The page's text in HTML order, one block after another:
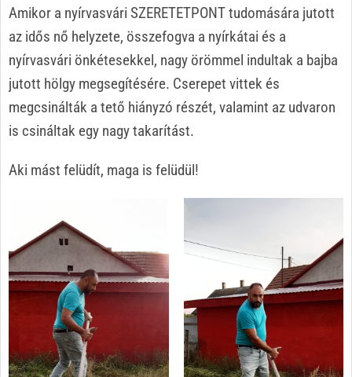
Amikor a nyírvasvári SZERETETPONT tudomására jutott
az idős nő helyzete, összefogva a nyírkátai és a
nyírvasvári önkétesekkel, nagy örömmel indultak a bajba
jutott hölgy megsegítésére. Cserepet vittek és
megcsinálták a tető hiányzó részét, valamint az udvaron
is csináltak egy nagy takarítást.
Aki mást felüdít, maga is felüdül!